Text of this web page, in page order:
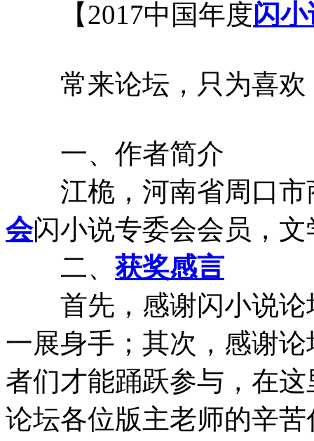
【2017中国年度闪
常来论坛，只为喜欢
一、作者简介
江桅，河南省周口市
会闪小说专委会会员，
二、 获奖感言
首先，感谢闪小说论
一展身手；其次，感谢
者们才能踊跃参与，在
论坛各位版主老师的辛